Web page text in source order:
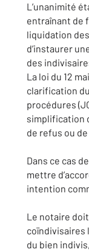
L’unanimité
entraînant de
liquidation
d’instaurer
des
La loi du 12
clarification
procédures
simplification
de refus ou
Dans ce cas
mettre
intention
Le notaire
coïndivisaires
du bien